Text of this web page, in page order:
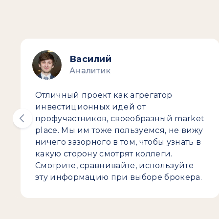
Василий
Аналитик
Отличный проект как агрегатор
инвестиционных идей от
профучастников, своеобразный market
place. Мы им тоже пользуемся, не вижу
ничего зазорного в том, чтобы узнать в
какую сторону смотрят коллеги.
Смотрите, сравнивайте, используйте
эту информацию при выборе брокера.